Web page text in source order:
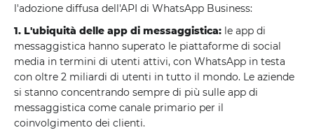
l'adozione diffusa dell'API di WhatsApp Business:
1. L'ubiquità delle app di messaggistica: le app di
messaggistica hanno superato le piattaforme di social
media in termini di utenti attivi, con WhatsApp in testa
con oltre 2 miliardi di utenti in tutto il mondo. Le aziende
si stanno concentrando sempre di più sulle app di
messaggistica come canale primario per il
coinvolgimento dei clienti.